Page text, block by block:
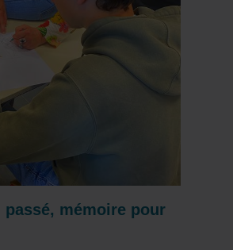
passé, mémoire pour